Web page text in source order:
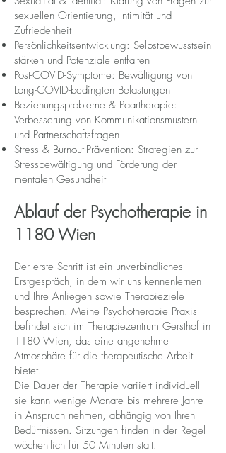
sexuellen Orientierung, Intimität und
Zufriedenheit
Persönlichkeitsentwicklung: Selbstbewusstsein
stärken und Potenziale entfalten
Post-COVID-Symptome: Bewältigung von
Long-COVID-bedingten Belastungen
Beziehungsprobleme & Paartherapie:
Verbesserung von Kommunikationsmustern
und Partnerschaftsfragen
Stress & Burnout-Prävention: Strategien zur
Stressbewältigung und Förderung der
mentalen Gesundheit
Ablauf der Psychotherapie in
1180 Wien
Der erste Schritt ist ein unverbindliches
Erstgespräch, in dem wir uns kennenlernen
und Ihre Anliegen sowie Therapieziele
besprechen. Meine Psychotherapie Praxis
befindet sich im Therapiezentrum Gersthof in
1180 Wien, das eine angenehme
Atmosphäre für die therapeutische Arbeit
bietet.
Die Dauer der Therapie variiert individuell –
sie kann wenige Monate bis mehrere Jahre
in Anspruch nehmen, abhängig von Ihren
Bedürfnissen. Sitzungen finden in der Regel
wöchentlich für 50 Minuten statt.